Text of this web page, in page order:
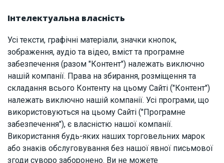
Інтелектуальна власність
Усі тексти, графічні матеріали, значки кнопок,
зображення, аудіо та відео, вміст та програмне
забезпечення (разом "Контент") належать виключно
нашій компанії. Права на збирання, розміщення та
складання всього Контенту на цьому Сайті ("Контент")
належать виключно нашій компанії. Усі програми, що
використовуються на цьому Сайті ("Програмне
забезпечення"), є власністю нашої компанії.
Використання будь-яких наших торговельних марок
або знаків обслуговування без нашої явної письмової
згоди суворо заборонено. Ви не можете